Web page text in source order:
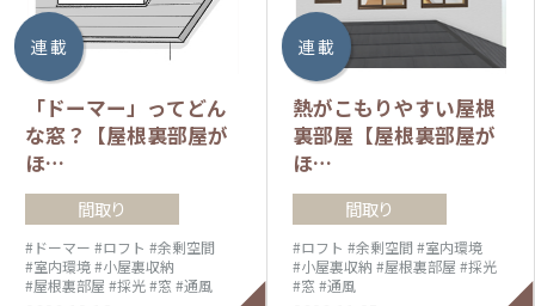
連 載
「ドーマー」ってどん
な窓？【屋根裏部屋が
ほ…
間取り
#ドーマー #ロフト #余剰空間
#室内環境#小屋裏収納
#屋根裏部屋 #採光#窓 #通風
連 載
熱がこもりやすい屋根
裏部屋【屋根裏部屋が
ほ…
間取り
#ロフト #余剰空間 #室内環境
#小屋裏収納 #屋根裏部屋 #採光
#窓 #通風